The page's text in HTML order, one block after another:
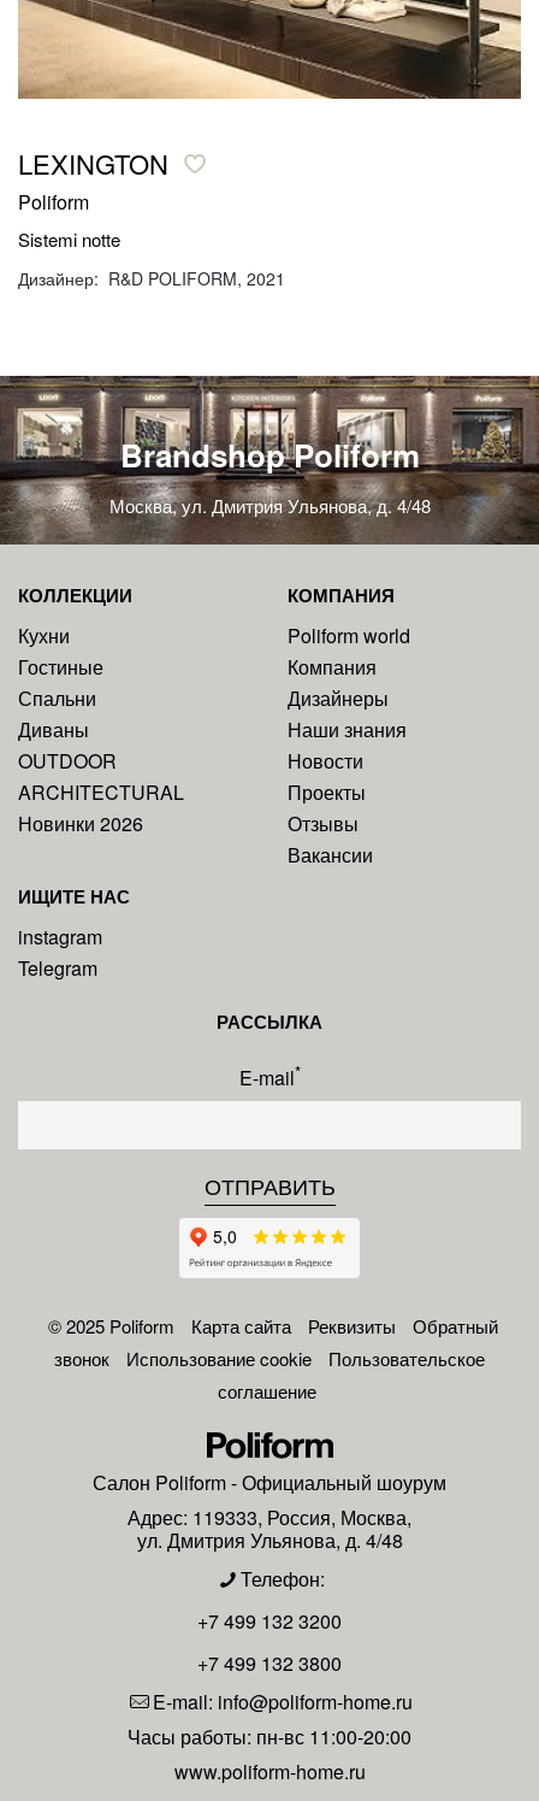
LEXINGTON
Poliform
Sistemi notte
Дизайнер: R&D POLIFORM, 2021
Brandshop Poliform
Москва, ул. Дмитрия Ульянова, д. 4/48
КОЛЛЕКЦИИ
Кухни
Гостиные
Спальни
Диваны
OUTDOOR
ARCHITECTURAL
Новинки 2026
КОМПАНИЯ
Poliform world
Компания
Дизайнеры
Наши знания
Новости
Проекты
Отзывы
Вакансии
ИЩИТЕ НАС
instagram
Telegram
РАССЫЛКА
E-mail*
© 2025 Poliform Карта сайта Реквизиты
Обратный
звонок
Использование cookie
Пользовательское
соглашение
Салон Poliform- Официальный шоурум
Адрес: 119333, Россия, Москва,
ул. Дмитрия Ульянова, д. 4/48
Телефон:
+7 499 132 3200
+7 499 132 3800
E-mail: info@poliform-home.ru
Часы работы: пн-вс 11:00-20:00
www.poliform-home.ru